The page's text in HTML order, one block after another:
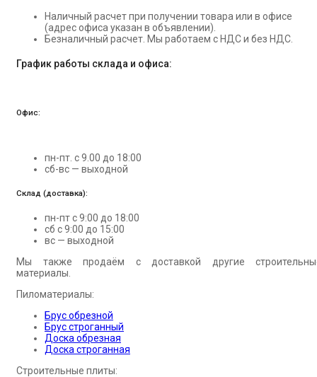
Наличный расчет при получении товара или в офисе
(адрес офиса указан в объявлении).
Безналичный расчет. Мы работаем с НДС и без НДС.
График работы склада и офиса:
Офис:
пн-пт. с 9.00 до 18:00
сб-вс — выходной
Склад (доставка):
пн-пт с 9:00 до 18:00
сб с 9:00 до 15:00
вс — выходной
Мы также продаём с доставкой другие
материалы.
Пиломатериалы:
Брус обрезной
Брус строганный
Доска обрезная
Доска строганная
Строительные плиты: